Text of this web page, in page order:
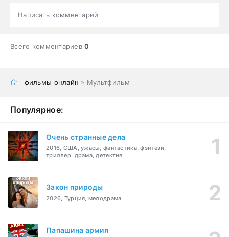
Написать комментарий
Всего комментариев0
фильмы онлайн » Мультфильм
Популярное:
Очень странные дела
2016, США, ужасы, фантастика, фэнтези,
триллер, драма, детектив
Закон природы
2026, Турция, мелодрама
Папашина армия